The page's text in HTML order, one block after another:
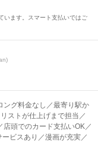
います。スマート支払いではご
ング料金なし／最寄り駅か
ストが仕上げまで担当／
頭でのカード支払いOK／
ビスあり／漫画が充実／